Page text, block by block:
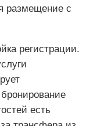
размещение с
регистрации.
есть